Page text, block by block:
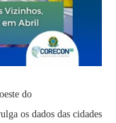
do
os dados das cidades